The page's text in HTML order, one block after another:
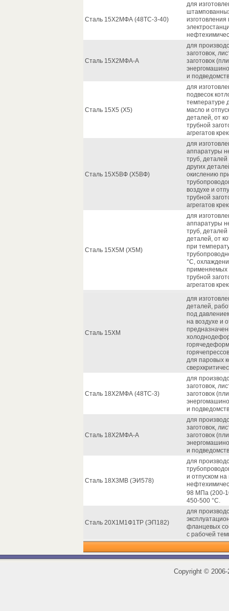
Сталь 15Х2МФА (48ТС-3-40)
для
Сталь 15Х2МФА-А
для
заготовок,
заготовок
и
Сталь 15Х5 (Х5)
для
подвесок
температуре
масло и
деталей, от
трубной
агрегатов
Сталь 15Х5ВФ (Х5ВФ)
для
аппаратуры
труб,
других
окислению
воздухе и
трубной
агрегатов
Сталь 15Х5М (Х5М)
для
аппаратуры
труб, деталей
деталей, от
при
°С,
применяемых
трубной
агрегатов
Сталь 15ХМ
для
деталей,
под
на воздухе и
для паровых
Сталь 18Х2МФА (48ТС-3)
для
заготовок,
заготовок
и
Сталь 18Х2МФА-А
для
заготовок,
заготовок
и
Сталь 18Х3МВ (ЭИ578)
для
и отпуском на
98 МПа (200-
450-500 °С.
Сталь 20Х1М1Ф1ТР (ЭП182)
для
фланцевых
с рабочей
Copyright ©